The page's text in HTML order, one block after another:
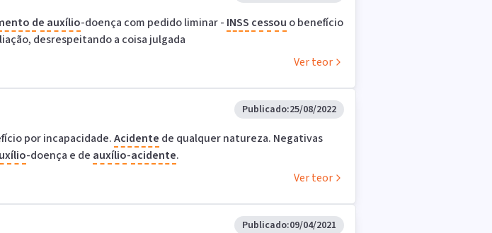
de auxílio-doença com pedido liminar - INSS cessou o benefício
desrespeitando a coisa julgada
Ver teor
Publicado:25/08/2022
por incapacidade.Acidente de qualquer natureza. Negativas
-doença e de auxílio-acidente.
Ver teor
Publicado:09/04/2021